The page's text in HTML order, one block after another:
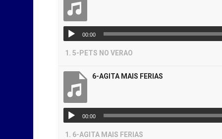
00:00
1.5-PETS NO VERAO
6-AGITA MAIS FERIAS
00:00
1. 6-AGITA MAIS FERIAS